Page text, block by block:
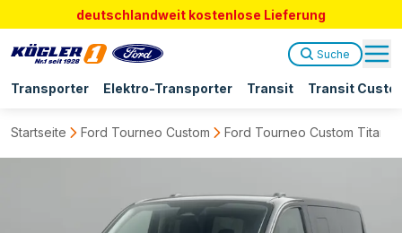
deutschlandweit kostenlose Lieferung
Transporter Elektro-Transporter Transit Transit
Suche
Startseite Ford Tourneo Custom Ford Tourneo Custom